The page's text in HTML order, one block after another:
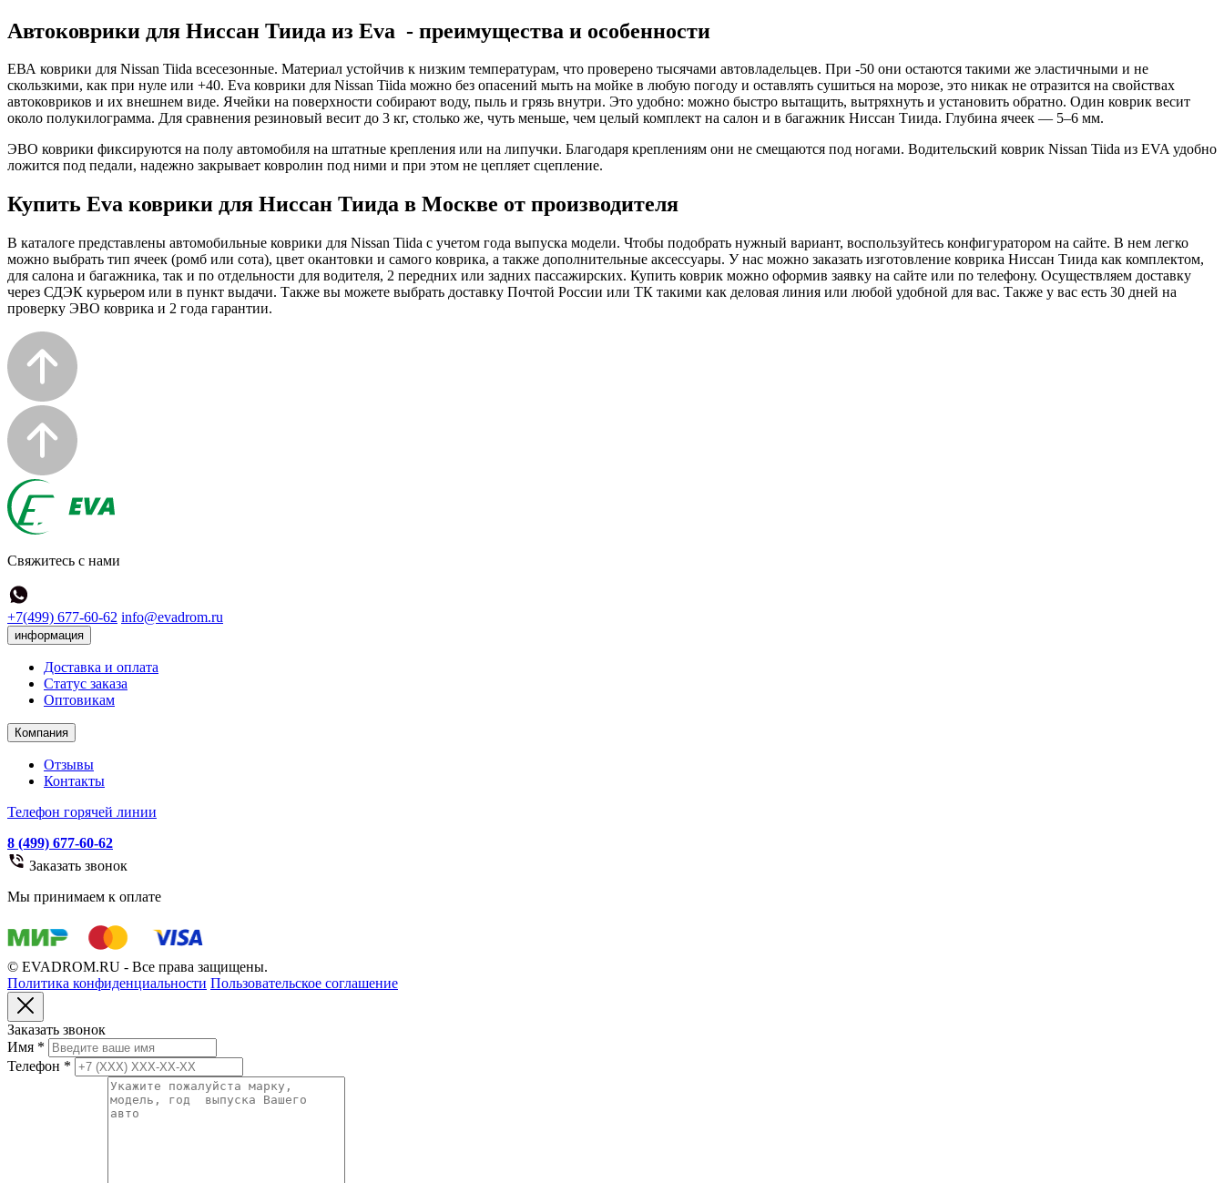
Автоковрики для Ниссан Тиида из Eva - преимущества и особенности
ЕВА коврики для Nissan Tiida всесезонные. Материал устойчив к низким температурам, что проверено тысячами автовладельцев. При -50 они остаются такими же эластичными и не
скользкими, как при нуле или +40. Eva коврики для Nissan Tiida можно без опасений мыть на мойке в любую погоду и оставлять сушиться на морозе, это никак не отразится на свойствах
автоковриков и их внешнем виде. Ячейки на поверхности собирают воду, пыль и грязь внутри. Это удобно: можно быстро вытащить, вытряхнуть и установить обратно. Один коврик весит
около полукилограмма. Для сравнения резиновый весит до 3 кг, столько же, чуть меньше, чем целый комплект на салон и в багажник Ниссан Тиида. Глубина ячеек — 5–6 мм.
ЭВО коврики фиксируются на полу автомобиля на штатные крепления или на липучки. Благодаря креплениям они не смещаются под ногами. Водительский коврик Nissan Tiida из EVA удобно
ложится под педали, надежно закрывает ковролин под ними и при этом не цепляет сцепление.
Купить Eva коврики для Ниссан Тиида в Москве от производителя
В каталоге представлены автомобильные коврики для Nissan Tiida с учетом года выпуска модели. Чтобы подобрать нужный вариант, воспользуйтесь конфигуратором на сайте. В нем легко
можно выбрать тип ячеек (ромб или сота), цвет окантовки и самого коврика, а также дополнительные аксессуары. У нас можно заказать изготовление коврика Ниссан Тиида как комплектом,
для салона и багажника, так и по отдельности для водителя, 2 передних или задних пассажирских. Купить коврик можно оформив заявку на сайте или по телефону. Осуществляем доставку
через СДЭК курьером или в пункт выдачи. Также вы можете выбрать доставку Почтой России или ТК такими как деловая линия или любой удобной для вас. Также у вас есть 30 дней на
проверку ЭВО коврика и 2 года гарантии.
Свяжитесь с нами
+7(499) 677-60-62 info@evadrom.ru
информация
Доставка и оплата
Статус заказа
Оптовикам
Компания
Отзывы
Контакты
Телефон горячей линии
8 (499) 677-60-62
Заказать звонок
Мы принимаем к оплате
© EVADROM.RU - Все права защищены.
Политика конфиденциальности Пользовательское соглашение
Заказать звонок
Имя *
Телефон *